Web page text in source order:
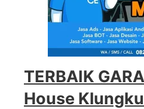
TERBAIK
House